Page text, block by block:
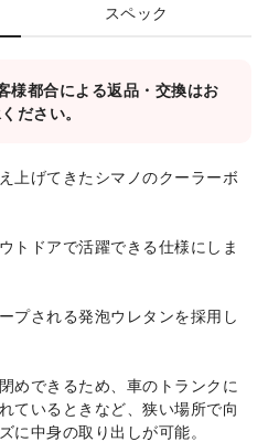
スペック
様都合による返品・交換はお
ださい。
上げてきたシマノのクーラーボ
トドアで活躍できる仕様にしま
プされる発泡ウレタンを採用し
めできるため、車のトランクに
ているときなど、狭い場所で向
に中身の取り出しが可能。